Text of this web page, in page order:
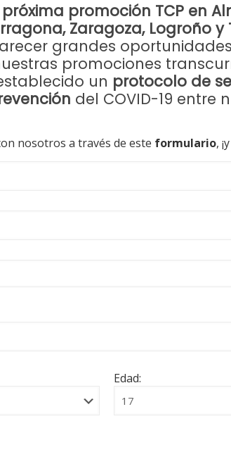
próxima promoción TCP en
Zaragoza, Logroño y
grandes
promociones
un protocolo de
del COVID-19 entre
nosotros a través de este formulario,
Edad: